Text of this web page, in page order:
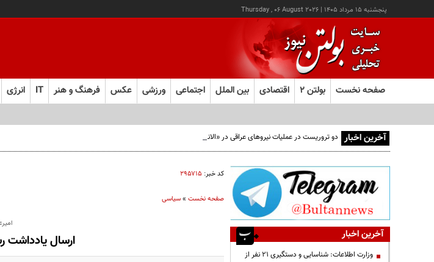
پنجشنبه ۱۵ مرداد ۱۴۰۵ |
Thursday , 06 August 2026
صفحه نخست بولتن ۲ اقتصادی بین الملل اجتماعی ورزشی عکس فرهنگ و هنر IT انرژی
آخرین اخبار دو تروریست در عملیات نیروهای عراقی در «الانبار» دستگیر شدند
کد خبر: ۲۹۵۷۱۵
صفحه نخست»سیاسی
ارسال آخرین اخبار
وزارت اطلاعات: شناسایی و دستگیری ۲۱ نفر از